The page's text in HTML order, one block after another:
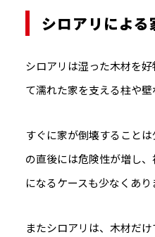
シロアリによる
シロアリは湿った木材を
て濡れた家を支える柱や壁
すぐに家が倒壊すること
の直後には危険性が増し
になるケースも少なくあり
またシロアリは、木材だけ